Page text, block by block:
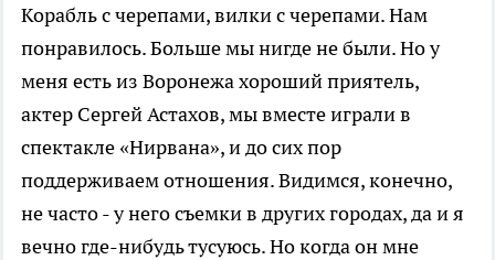
Корабль с черепами, вилки с черепами. Нам
понравилось. Больше мы нигде не были. Но у
меня есть из Воронежа хороший приятель,
актер Сергей Астахов, мы вместе играли в
спектакле «Нирвана», и до сих пор
поддерживаем отношения. Видимся, конечно,
не часто - у него съемки в других городах, да и я
вечно где-нибудь тусуюсь. Но когда он мне